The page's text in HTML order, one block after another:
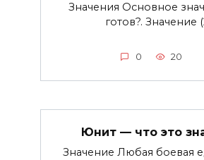
Значения Основное
готов?. Значение
0 20
Юнит — что это
Значение Любая боевая